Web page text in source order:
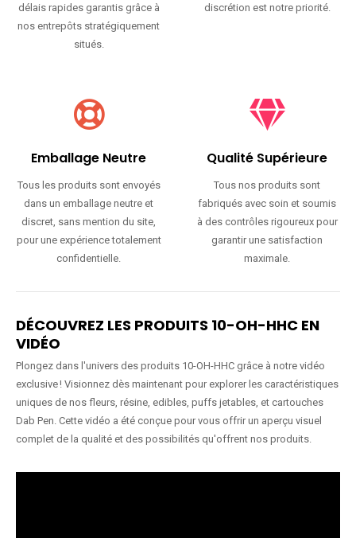
délais rapides garantis grâce à
nos entrepôts stratégiquement
situés.
discrétion est notre priorité.
Emballage Neutre
Tous les produits sont envoyés
dans un emballage neutre et
discret, sans mention du site,
pour une expérience totalement
confidentielle.
Qualité Supérieure
Tous nos produits sont
fabriqués avec soin et soumis
à des contrôles rigoureux pour
garantir une satisfaction
maximale.
DÉCOUVREZ LES PRODUITS 10-OH-HHC EN
VIDÉO
Plongez dans l'univers des produits 10-OH-HHC grâce à notre vidéo
exclusive ! Visionnez dès maintenant pour explorer les caractéristiques
uniques de nos fleurs, résine, edibles, puffs jetables, et cartouches
Dab Pen. Cette vidéo a été conçue pour vous offrir un aperçu visuel
complet de la qualité et des possibilités qu'offrent nos produits.